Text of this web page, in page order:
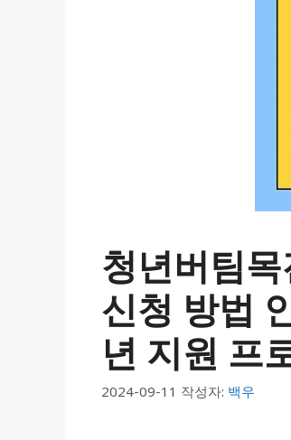
청년버팀
신청 방법
년 지원 프
2024-09-11 작성자: 백우